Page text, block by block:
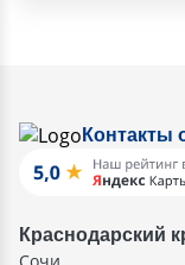
Контакты
Краснодарский